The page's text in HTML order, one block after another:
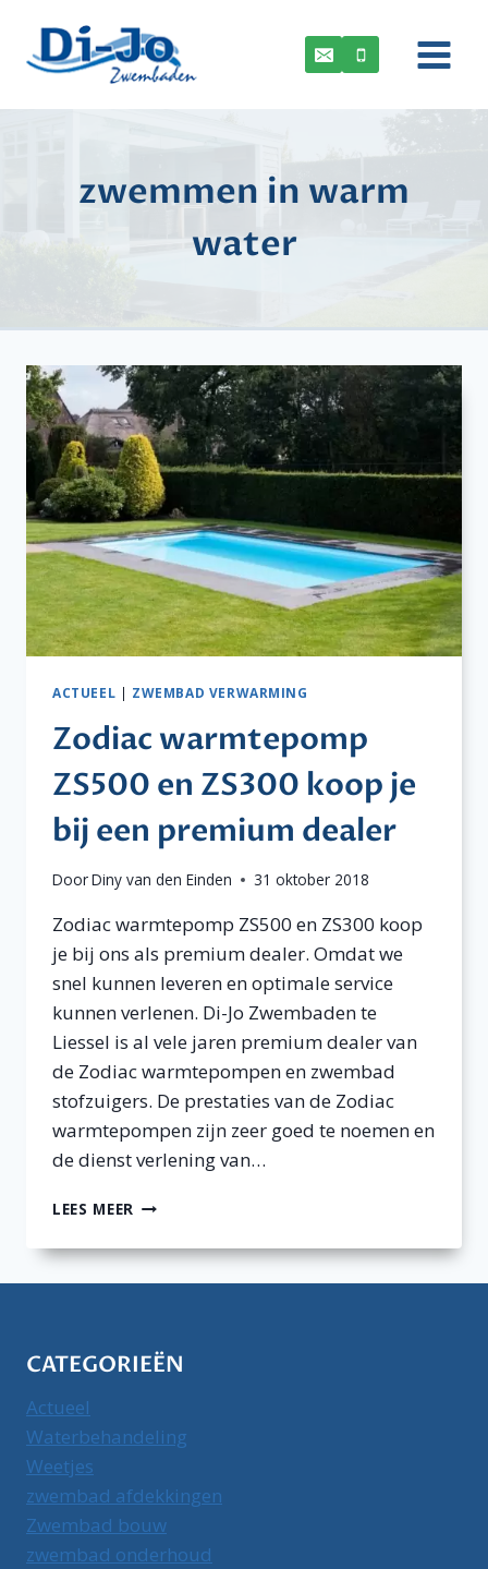
inhoud
zwemmen in warm
water
ACTUEEL | ZWEMBAD VERWARMING
Zodiac warmtepomp
ZS500 en ZS300 koop je
bij een premium dealer
DoorDiny van den Einden 31 oktober 2018
Zodiac warmtepomp ZS500 en ZS300 koop
je bij ons als premium dealer. Omdat we
snel kunnen leveren en optimale service
kunnen verlenen. Di-Jo Zwembaden te
Liessel is al vele jaren premium dealer van
de Zodiac warmtepompen en zwembad
stofzuigers. De prestaties van de Zodiac
warmtepompen zijn zeer goed te noemen en
de dienst verlening van…
LEES MEER ZODIAC
ZS500
BIJ
DEALER
CATEGORIEËN
Actueel
Waterbehandeling
Weetjes
zwembad afdekkingen
Zwembad bouw
zwembad onderhoud